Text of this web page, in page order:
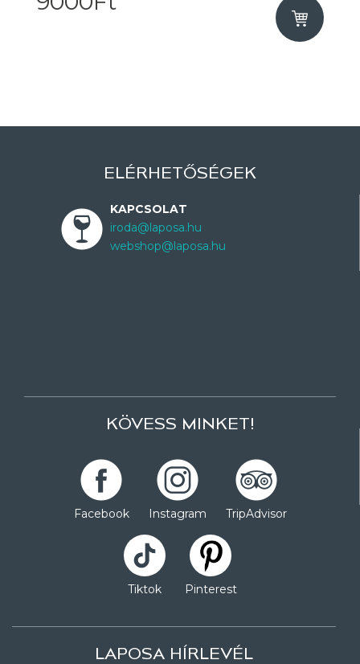
ELÉRHETŐSÉGEK
KAPCSOLAT
iroda@laposa.hu
webshop@laposa.hu
KÖVESS MINKET!
Facebook Instagram TripAdvisor
Tiktok Pinterest
LAPOSA HÍRLEVÉL